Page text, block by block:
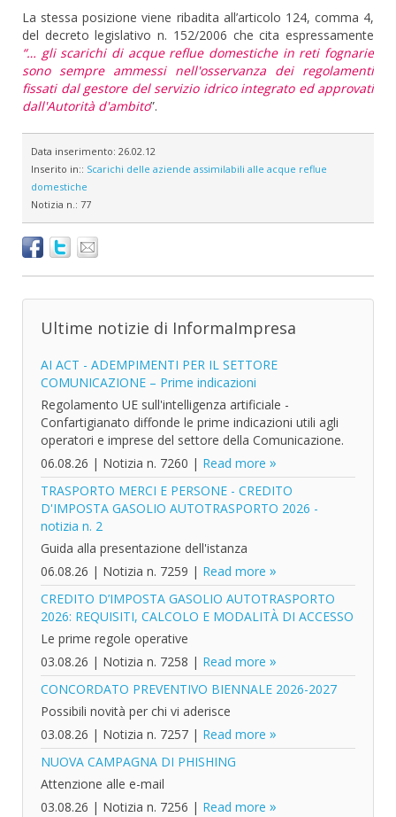
La stessa posizione viene ribadita all’articolo 124, comma 4,
del decreto legislativo n. 152/2006 che cita espressamente
“… gli scarichi di acque reflue domestiche in reti fognarie
sono sempre ammessi nell'osservanza dei regolamenti
fissati dal gestore del servizio idrico integrato ed approvati
dall'Autorità d'ambito”.
Data inserimento: 26.02.12
Inserito in:: Scarichi delle aziende assimilabili alle acque reflue
domestiche
Notizia n.: 77
Ultime notizie di InformaImpresa
AI ACT - ADEMPIMENTI PER IL SETTORE
COMUNICAZIONE – Prime indicazioni
Regolamento UE sull'intelligenza artificiale -
Confartigianato diffonde le prime indicazioni utili agli
operatori e imprese del settore della Comunicazione.
06.08.26 | Notizia n. 7260 | Read more
TRASPORTO MERCI E PERSONE - CREDITO
D'IMPOSTA GASOLIO AUTOTRASPORTO 2026 -
notizia n. 2
Guida alla presentazione dell'istanza
06.08.26 | Notizia n. 7259 | Read more
CREDITO D’IMPOSTA GASOLIO AUTOTRASPORTO
2026: REQUISITI, CALCOLO E MODALITÀ DI ACCESSO
Le prime regole operative
03.08.26 | Notizia n. 7258 | Read more
CONCORDATO PREVENTIVO BIENNALE 2026-2027
Possibili novità per chi vi aderisce
03.08.26 | Notizia n. 7257 | Read more
NUOVA CAMPAGNA DI PHISHING
Attenzione alle e-mail
03.08.26 | Notizia n. 7256 | Read more